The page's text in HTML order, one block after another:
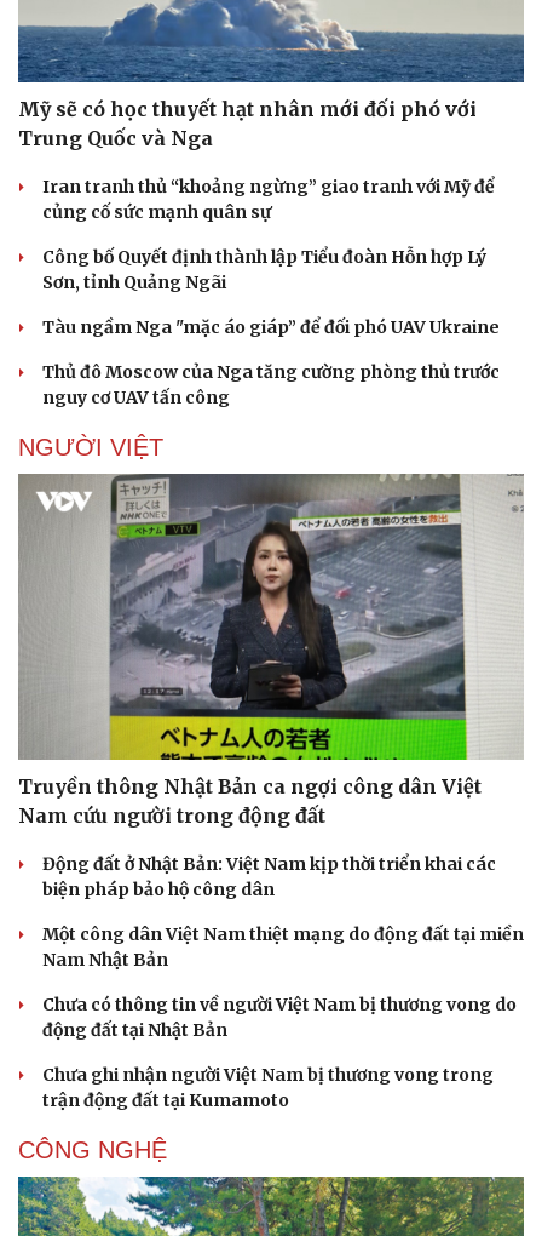
Vụ án
Tin nóng
Vũ khí
Mỹ sẽ có học thuyết hạt nhân mới đối phó với
Trung Quốc và Nga
Iran tranh thủ “khoảng ngừng” giao tranh với Mỹ để
củng cố sức mạnh quân sự
Công bố Quyết định thành lập Tiểu đoàn Hỗn hợp Lý
Sơn, tỉnh Quảng Ngãi
Tàu ngầm Nga "mặc áo giáp” để đối phó UAV Ukraine
Thủ đô Moscow của Nga tăng cường phòng thủ trước
nguy cơ UAV tấn công
NGƯỜI VIỆT
Truyền thông Nhật Bản ca ngợi công dân Việt
Nam cứu người trong động đất
Động đất ở Nhật Bản: Việt Nam kịp thời triển khai các
biện pháp bảo hộ công dân
Một công dân Việt Nam thiệt mạng do động đất tại miền
Nam Nhật Bản
Chưa có thông tin về người Việt Nam bị thương vong do
động đất tại Nhật Bản
Chưa ghi nhận người Việt Nam bị thương vong trong
trận động đất tại Kumamoto
CÔNG NGHỆ